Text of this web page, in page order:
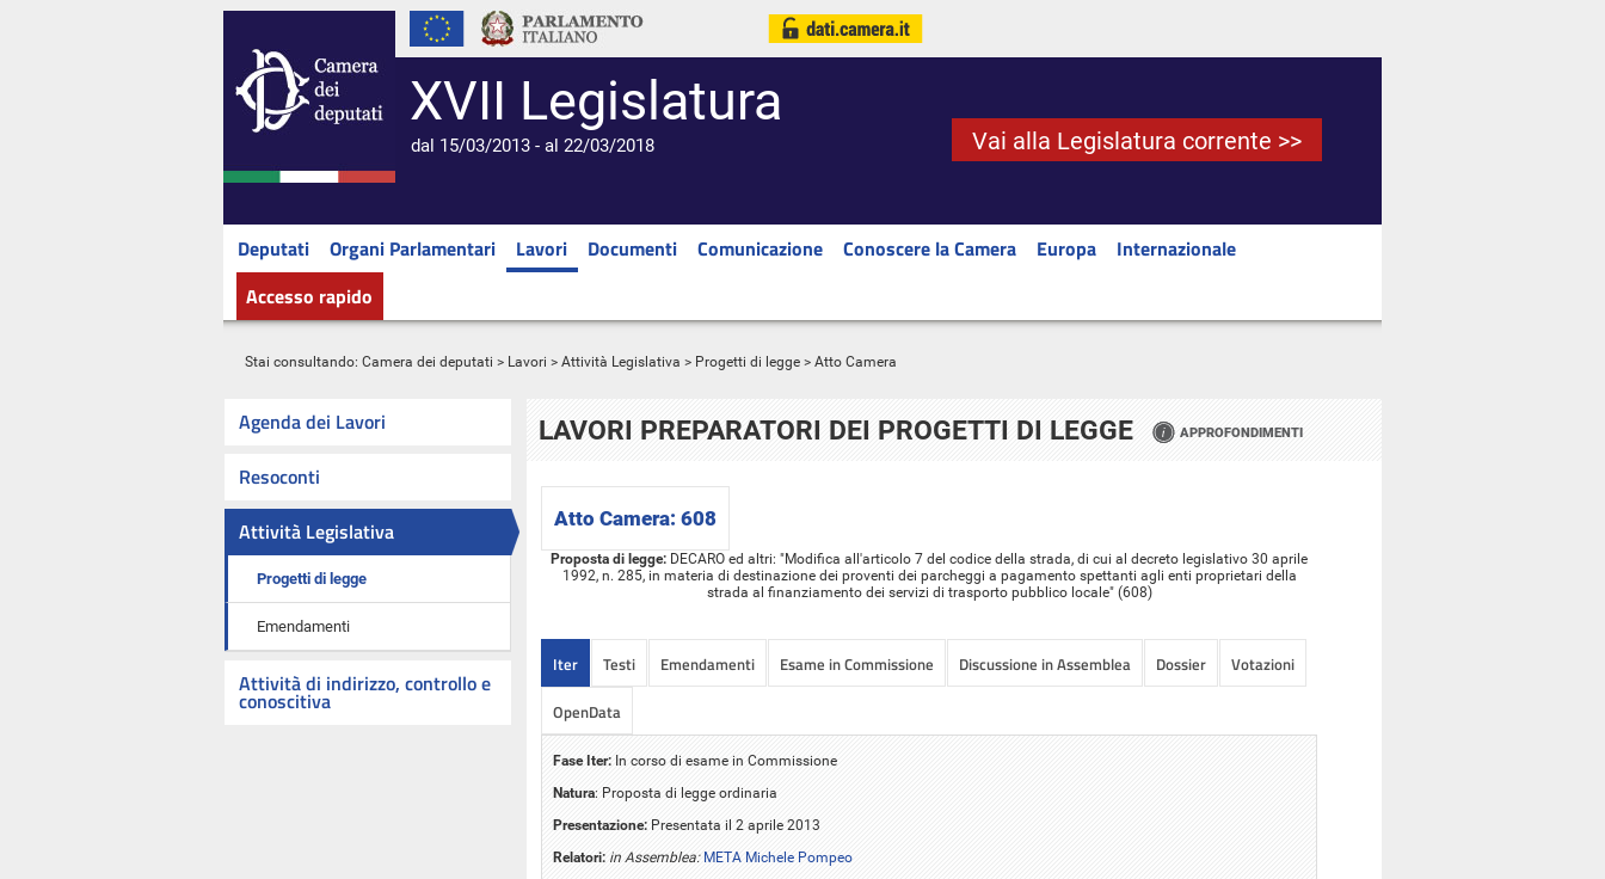
XVII Legislatura
dal 15/03/2013 - al 22/03/2018 Vai alla Legislatura corrente >>
Deputati Organi Parlamentari Lavori Documenti Comunicazione Conoscere la Camera Europa
Internazionale
Accesso rapido
Stai consultando: Camera dei deputati > Lavori > Attività Legislativa > Progetti di legge > Atto Camera
Agenda dei Lavori
Resoconti
Attività Legislativa
Progetti di legge
Emendamenti
Attività di indirizzo, controllo e
conoscitiva
LAVORI PREPARATORI DEI PROGETTI DI LEGGE APPROFONDIMENTI
Atto Camera: 608
Proposta di legge: DECARO ed altri: "Modifica all'articolo 7 del codice della strada, di cui al decreto legislativo 30 aprile
1992, n. 285, in materia di destinazione dei proventi dei parcheggi a pagamento spettanti agli enti proprietari della
strada al finanziamento dei servizi di trasporto pubblico locale" (608)
Iter Testi Emendamenti Esame in Commissione Discussione in Assemblea Dossier
Votazioni
OpenData
Fase Iter: In corso di esame in Commissione
Natura: Proposta di legge ordinaria
Presentazione: Presentata il 2 aprile 2013
Relatori: in Assemblea: META Michele Pompeo